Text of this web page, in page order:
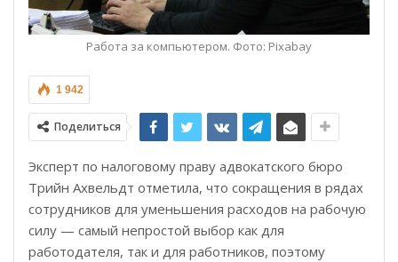
Работа за компьютером. Фото: Pixabay
1 942
Поделиться
Эксперт по налоговому праву адвокатского бюро
Трийн Ахвельдт отметила, что сокращения в рядах
сотрудников для уменьшения расходов на рабочую
силу — самый непростой выбор как для
работодателя, так и для работников, поэтому